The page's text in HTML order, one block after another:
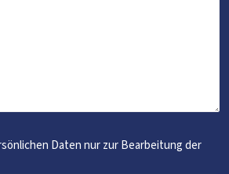
Daten nur zur Bearbeitung der